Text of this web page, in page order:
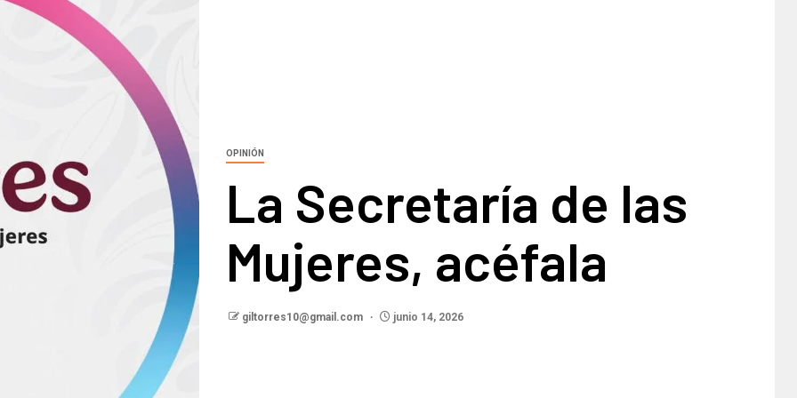
OPINIÓN
La Secretaría de las
Mujeres, acéfala
giltorres10@gmail.com junio 14, 2026